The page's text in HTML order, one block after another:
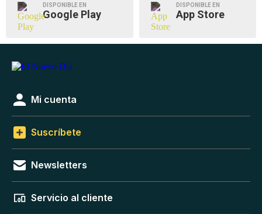
DISPONIBLE EN
Google Play
DISPONIBLE EN
App Store
Mi cuenta
Suscríbete
Newsletters
Servicio al cliente